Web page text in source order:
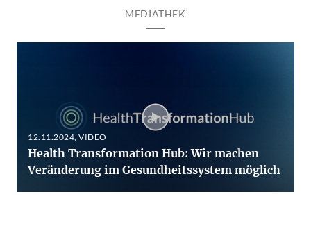
MEDIATHEK
12.11.2024, VIDEO
Health Transformation Hub: Wir machen
Veränderung im Gesundheitssystem möglich